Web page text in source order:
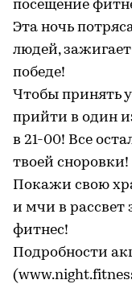
посещение
Эта ночь
людей,
победе!
Чтобы принять
прийти в один
в 21-00! Все
твоей сноровки!
Покажи свою
и мчи в
фитнес!
Подробности